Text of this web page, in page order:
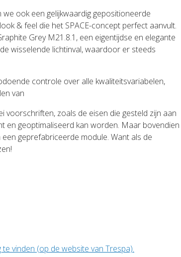
ook een gelijkwaardig gepositioneerde
& feel die het SPACE-concept perfect aanvult.
Grey M21.8.1, een eigentijdse en elegante
wisselende lichtinval, waardoor er steeds
controle over alle kwaliteitsvariabelen,
van
zoals de eisen die gesteld zijn aan
en geoptimaliseerd kan worden. Maar bovendien
geprefabriceerde module. Want als de
vinden (op de website van Trespa).